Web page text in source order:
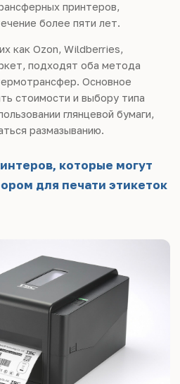
принтеров,
более пяти лет.
как Ozon, Wildberries,
подходят оба метода
Основное
стоимости и выбору типа
глянцевой бумаги,
размазыванию.
которые могут
для печати этикеток